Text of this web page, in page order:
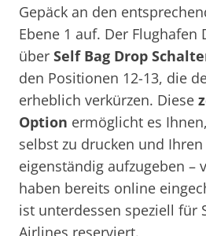
Gepäck an den
Ebene 1 auf. Der
über Self Bag Drop
den Positionen 12-13, die
erheblich verkürzen. Diese
Option ermöglicht es
selbst zu drucken und
eigenständig aufzugeben –
haben bereits online
ist unterdessen speziell für
Airlines reserviert.